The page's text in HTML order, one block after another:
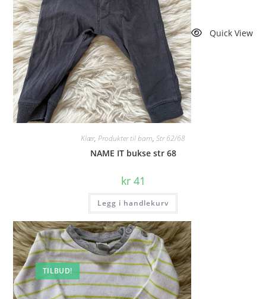
Quick View
Klær, Produkter til barn, Str 62/68
NAME IT bukse str 68
kr41
Legg i handlekurv
TILBUD!